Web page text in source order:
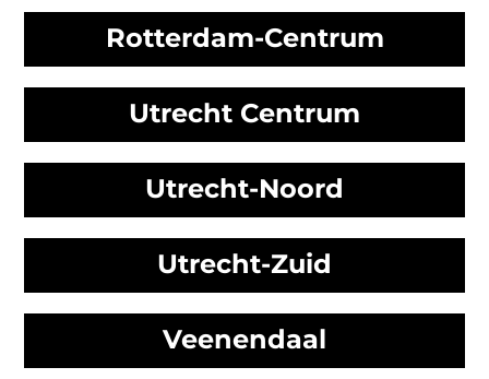
Rotterdam-Centrum
Utrecht Centrum
Utrecht-Noord
Utrecht-Zuid
Veenendaal